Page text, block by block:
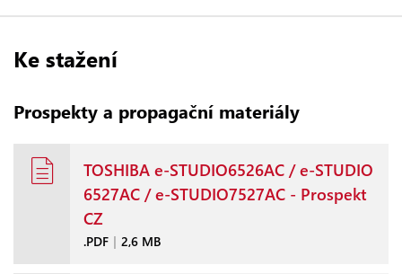
Ke stažení
Prospekty a propagační materiály
TOSHIBA e-STUDIO6526AC / e-STUDIO
6527AC / e-STUDIO7527AC - Prospekt
CZ
.PDF | 2,6 MB